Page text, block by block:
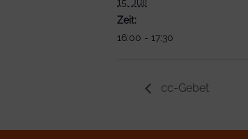
15. Juli
Zeit:
16:00 - 17:30
cc-Gebet